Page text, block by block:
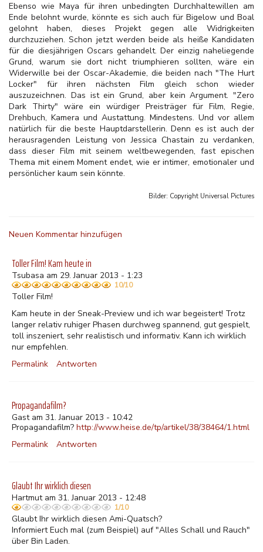
Ebenso wie Maya für ihren unbedingten Durchhaltewillen am
Ende belohnt wurde, könnte es sich auch für Bigelow und Boal
gelohnt haben, dieses Projekt gegen alle Widrigkeiten
durchzuziehen. Schon jetzt werden beide als heiße Kandidaten
für die diesjährigen Oscars gehandelt. Der einzig naheliegende
Grund, warum sie dort nicht triumphieren sollten, wäre ein
Widerwille bei der Oscar-Akademie, die beiden nach "The Hurt
Locker" für ihren nächsten Film gleich schon wieder
auszuzeichnen. Das ist ein Grund, aber kein Argument. "Zero
Dark Thirty" wäre ein würdiger Preisträger für Film, Regie,
Drehbuch, Kamera und Austattung. Mindestens. Und vor allem
natürlich für die beste Hauptdarstellerin. Denn es ist auch der
herausragenden Leistung von Jessica Chastain zu verdanken,
dass dieser Film mit seinem weltbewegenden, fast epischen
Thema mit einem Moment endet, wie er intimer, emotionaler und
persönlicher kaum sein könnte.
Bilder: Copyright Universal Pictures
Neuen Kommentar hinzufügen
Toller Film! Kam heute in
Tsubasa am 29. Januar 2013 - 1:23
10/10
Toller Film!
Kam heute in der Sneak-Preview und ich war begeistert! Trotz
langer relativ ruhiger Phasen durchweg spannend, gut gespielt,
toll inszeniert, sehr realistisch und informativ. Kann ich wirklich
nur empfehlen.
Permalink
Antworten
Propagandafilm?
Gast am 31. Januar 2013 - 10:42
Propagandafilm? http://www.heise.de/tp/artikel/38/38464/1.html
Permalink
Antworten
Glaubt Ihr wirklich diesen
Hartmut am 31. Januar 2013 - 12:48
1/10
Glaubt Ihr wirklich diesen Ami-Quatsch?
Informiert Euch mal (zum Beispiel) auf "Alles Schall und Rauch"
über Bin Laden.